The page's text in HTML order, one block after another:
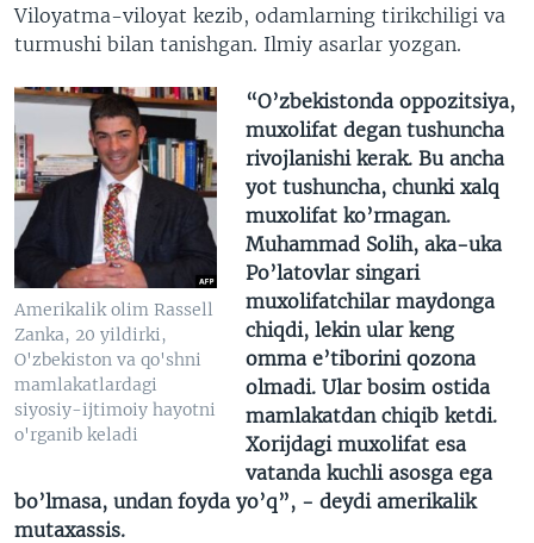
Viloyatma-viloyat kezib, odamlarning tirikchiligi va
turmushi bilan tanishgan. Ilmiy asarlar yozgan.
Amerikalik olim Rassell
Zanka, 20 yildirki,
O'zbekiston va qo'shni
mamlakatlardagi
siyosiy-ijtimoiy hayotni
o'rganib keladi
“O’zbekistonda oppozitsiya,
muxolifat degan tushuncha
rivojlanishi kerak. Bu ancha
yot tushuncha, chunki xalq
muxolifat ko’rmagan.
Muhammad Solih, aka-uka
Po’latovlar singari
muxolifatchilar maydonga
chiqdi, lekin ular keng
omma e’tiborini qozona
olmadi. Ular bosim ostida
mamlakatdan chiqib ketdi.
Xorijdagi muxolifat esa
vatanda kuchli asosga ega
bo’lmasa, undan foyda yo’q”, - deydi amerikalik
mutaxassis.